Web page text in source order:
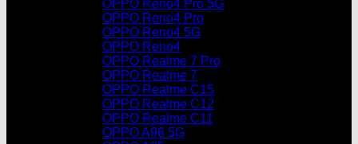
OPPO Reno4 Pro 5G
OPPO Reno4 Pro
OPPO Reno4 5G
OPPO Reno4
OPPO Realme 7 Pro
OPPO Realme 7
OPPO Realme C15
OPPO Realme C12
OPPO Realme C11
OPPO A96 5G